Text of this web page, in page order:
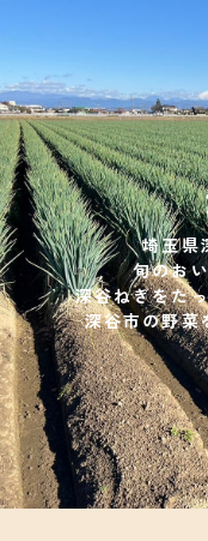
埼玉県
旬のお
深谷ねぎをた
深谷市の野菜